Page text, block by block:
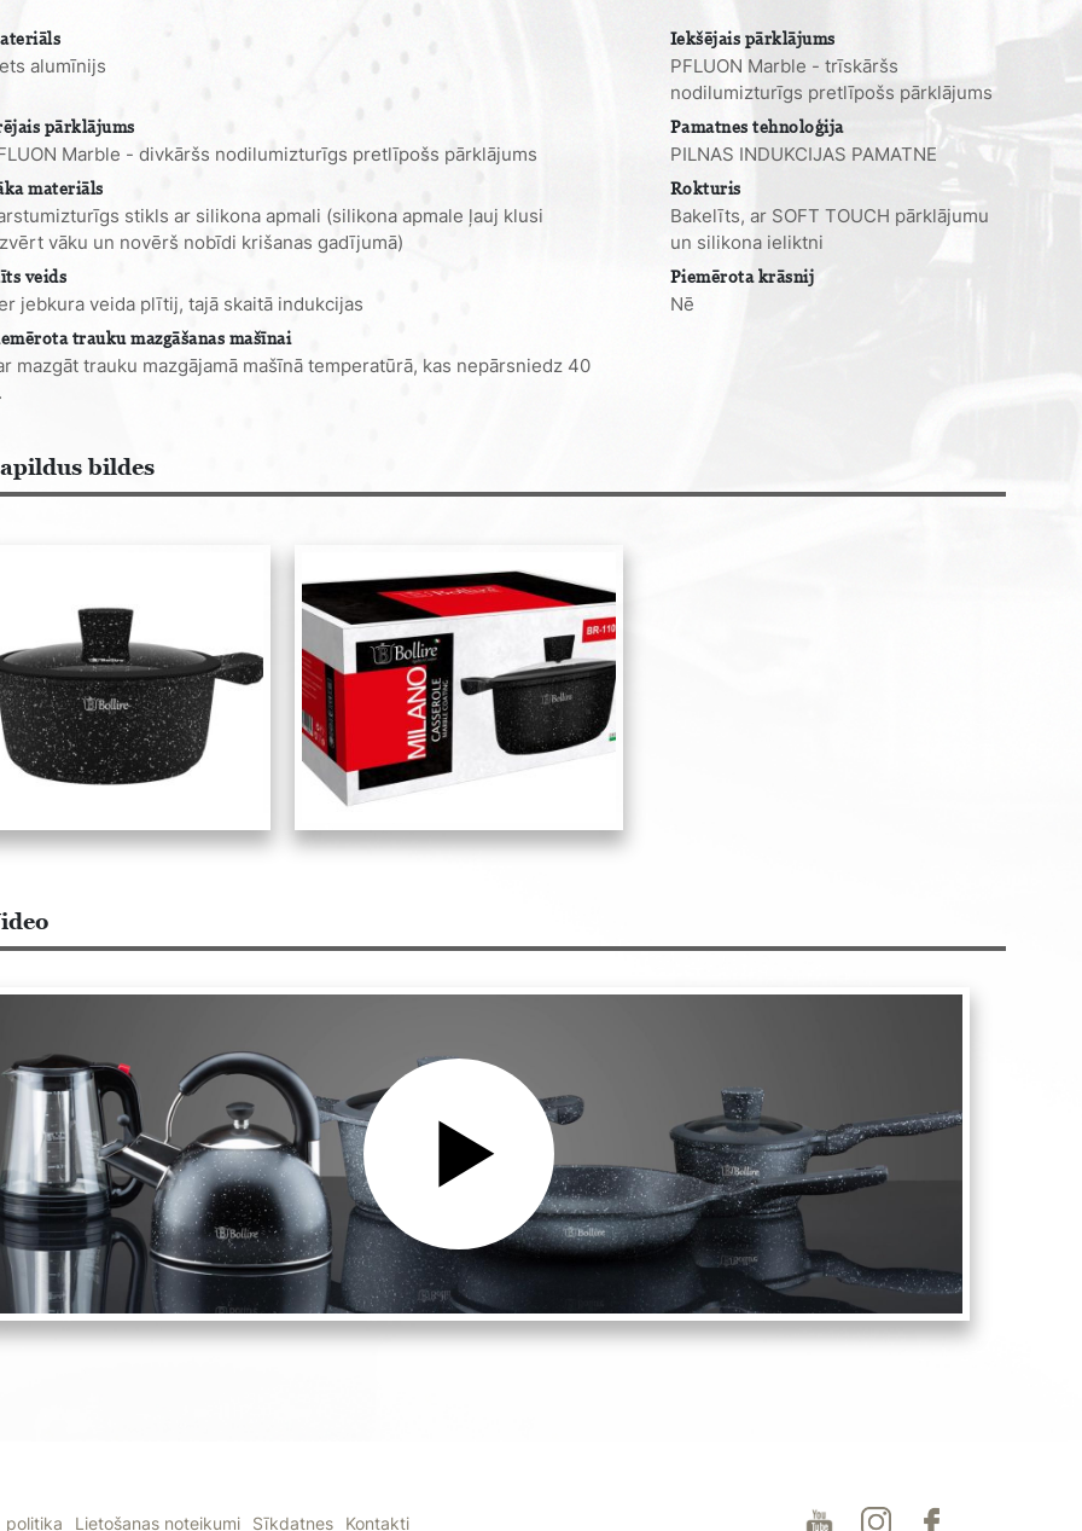
Iekšējais pārklājums
alumīnijs
PFLUON Marble - trīskāršs
nodilumizturīgs pretlīpošs pārklājums
pārklājums Pamatnes tehnoloģija
Marble - divkāršs nodilumizturīgs pretlīpošs pārklājums PILNAS INDUKCIJAS PAMATNE
materiāls Rokturis
stikls ar silikona apmali (silikona apmale ļauj klusi
vāku un novērš nobīdi krišanas gadījumā)
Bakelīts, ar SOFT TOUCH pārklājumu
un silikona ieliktni
veids Piemērota krāsnij
jebkura veida plītij, tajā skaitā indukcijas Nē
trauku mazgāšanas mašīnai
mazgāt trauku mazgājamā mašīnā temperatūrā, kas nepārsniedz 40
bildes
politika Lietošanas noteikumi Sīkdatnes Kontakti